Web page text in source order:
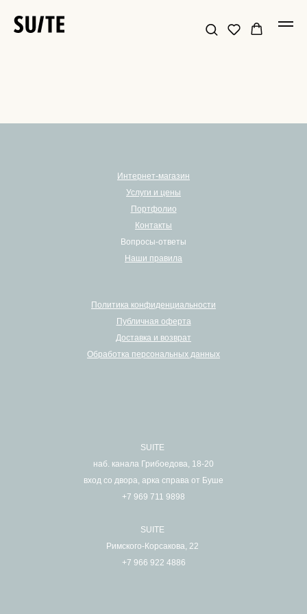
Интернет-магазин
Услуги и цены
Портфолио
Контакты
Вопросы-ответы
Наши правила
Политика конфиденциальности
Публичная оферта
Доставка и возврат
Обработка персональных данных
SUITE
наб. канала Грибоедова, 18-20
вход со двора, арка справа от Буше
+7 969 711 9898
SUITE
Римского-Корсакова, 22
+7 966 922 4886